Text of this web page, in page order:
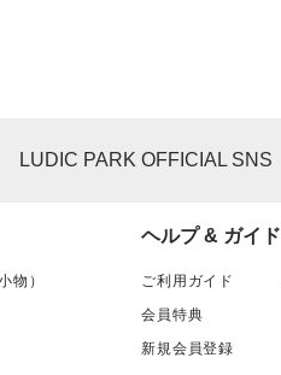
LUDIC PARK OFFICIAL SNS
物）
ヘルプ & ガイド
ご利用ガイド
会員特典
新規会員登録